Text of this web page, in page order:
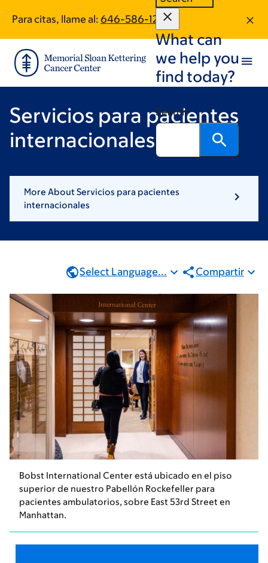
main
content
footer
Para citas, llame al: 646-586-1223
What can
we help you
find today?
Search
Servicios para pacientes
internacionales
More About Servicios para pacientes
internacionales
Select Language... Compartir
Bobst International Center está ubicado en el piso
superior de nuestro Pabellón Rockefeller para
pacientes ambulatorios, sobre East 53rd Street en
Manhattan.